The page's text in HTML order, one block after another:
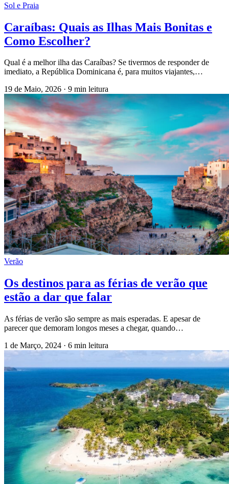
Sol e Praia
Caraíbas: Quais as Ilhas Mais Bonitas e
Como Escolher?
Qual é a melhor ilha das Caraíbas? Se tivermos de responder de
imediato, a República Dominicana é, para muitos viajantes,…
19 de Maio, 2026 · 9 min leitura
Verão
Os destinos para as férias de verão que
estão a dar que falar
As férias de verão são sempre as mais esperadas. E apesar de
parecer que demoram longos meses a chegar, quando…
1 de Março, 2024 · 6 min leitura